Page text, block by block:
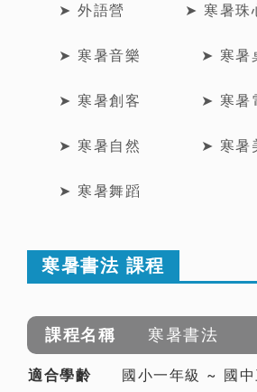
➤ 外語營 ➤ 寒暑珠
➤ 寒暑音樂 ➤ 寒暑
➤ 寒暑創客 ➤ 寒暑
➤ 寒暑自然 ➤ 寒暑
➤ 寒暑舞蹈
寒暑書法 課程
寒暑書法
國小一年級 ~ 國中